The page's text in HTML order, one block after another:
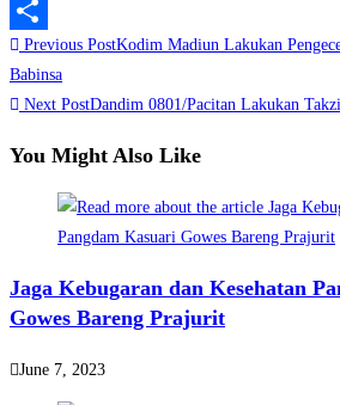
LinkedIn
Share
Read
more
articles
Previous PostKodim Madiun Lakukan
Babinsa
Next PostDandim 0801/Pacitan Lakukan
You Might Also Like
Jaga Kebugaran dan Kesehatan
Gowes Bareng Prajurit
June 7, 2023